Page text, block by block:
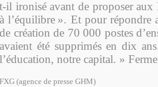
t-il ironisé avant de proposer aux
à l’équilibre ». Et pour répondre
de création de 70 000 postes
avaient été supprimés en dix
l’éducation, notre capital. »
FXG (agence de presse GHM)